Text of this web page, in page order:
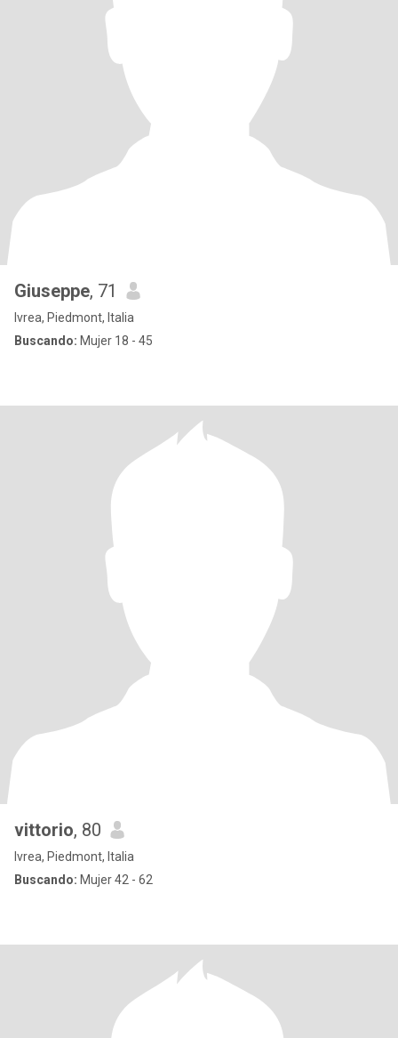
Giuseppe, 71
Ivrea, Piedmont, Italia
Buscando: Mujer 18 - 45
vittorio, 80
Ivrea, Piedmont, Italia
Buscando: Mujer 42 - 62